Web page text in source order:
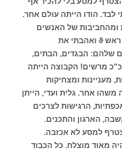
לבד. הודו הייתה עולם אחר.
של האנשים
שפיזרו חיוכים ונדנודי ראש ϑ ואהבתי את
שלהם: הבגדים, הבתים,
כ"כ מרשים! הקבוצה הייתה
מעניינות ומצחיקות
אחר. גלית ועדי, הייתן
הרגישות לצרכים
הארגון והתכנים.
למסע לא אכזבה.
מאוד מוצלח. כל הכבוד